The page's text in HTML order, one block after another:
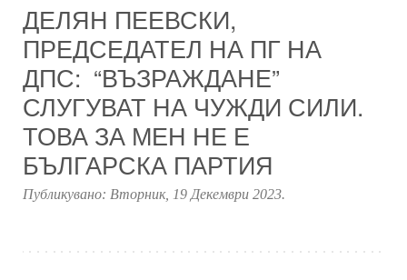
ДЕЛЯН ПЕЕВСКИ,
ПРЕДСЕДАТЕЛ НА ПГ НА
ДПС: “ВЪЗРАЖДАНЕ”
СЛУГУВАТ НА ЧУЖДИ СИЛИ.
ТОВА ЗА МЕН НЕ Е
БЪЛГАРСКА ПАРТИЯ
Публикувано: Вторник, 19 Декември 2023.